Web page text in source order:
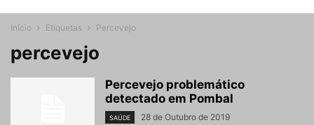
Início Etiquetas Percevejo
percevejo
Percevejo problemático
detectado em Pombal
SAÚDE 28 de Outubro de 2019